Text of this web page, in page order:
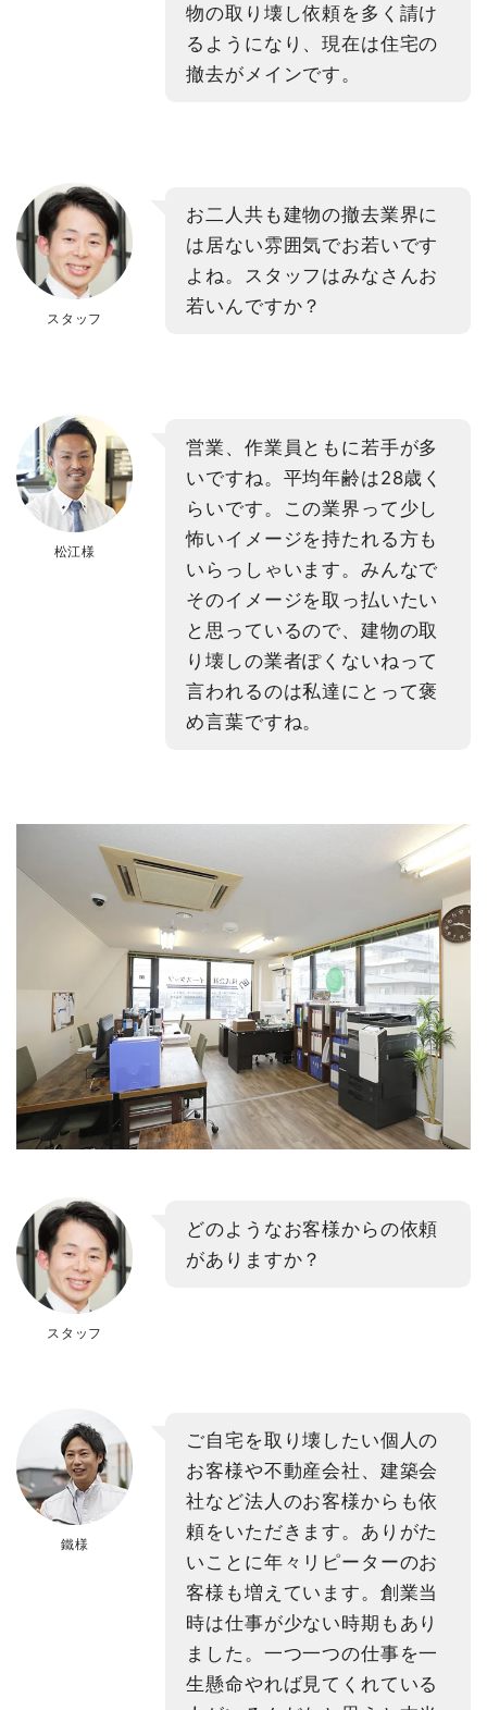
物の取り壊し依頼を多く請け
るようになり、現在は住宅の
撤去がメインです。
スタッフ
お二人共も建物の撤去業界に
は居ない雰囲気でお若いです
よね。スタッフはみなさんお
若いんですか？
松江様
営業、作業員ともに若手が多
いですね。平均年齢は28歳く
らいです。この業界って少し
怖いイメージを持たれる方も
いらっしゃいます。みんなで
そのイメージを取っ払いたい
と思っているので、建物の取
り壊しの業者ぽくないねって
言われるのは私達にとって褒
め言葉ですね。
スタッフ
どのようなお客様からの依頼
がありますか？
鐵様
ご自宅を取り壊したい個人の
お客様や不動産会社、建築会
社など法人のお客様からも依
頼をいただきます。ありがた
いことに年々リピーターのお
客様も増えています。創業当
時は仕事が少ない時期もあり
ました。一つ一つの仕事を一
生懸命やれば見てくれている